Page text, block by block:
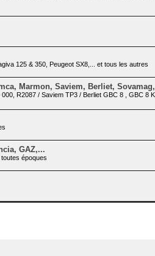
125 & 350, Peugeot SX8,... et tous les autres
Marmon, Saviem, Berliet,
R2087 / Saviem TP3 / Berliet GBC 8 , GBC 8
GAZ,...
époques